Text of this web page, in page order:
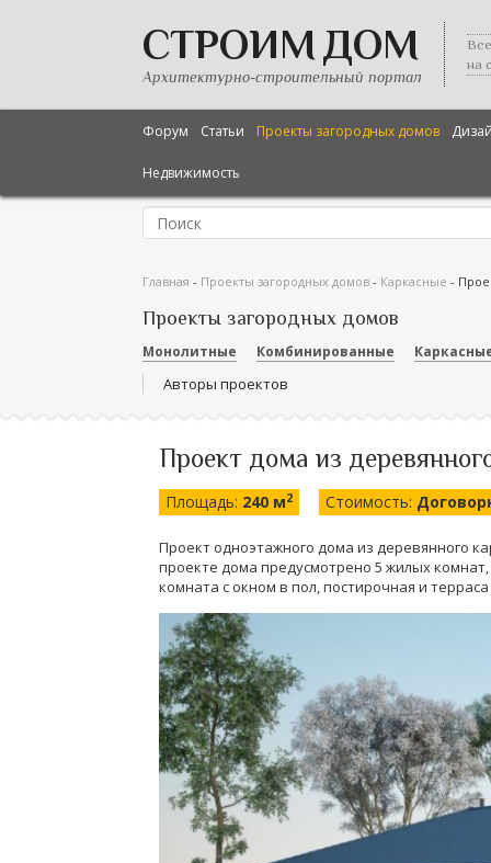
СТРОИМ ДОМ
Архитектурно-строительный портал
на
Форум Статьи Проекты загородных домов
Недвижимость
Главная - Проекты загородных домов - Каркасные -
Проекты загородных домов
Монолитные Комбинированные
Авторы проектов
Проект дома из
Площадь: 240 м2 Стоимость:
Проект одноэтажного дома из деревянного
проекте дома предусмотрено 5 жилых
комната с окном в пол, постирочная и